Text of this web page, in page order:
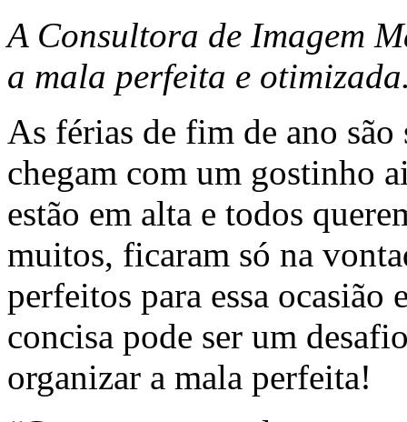
A Consultora de Imagem
a mala perfeita e
As férias de fim de ano são
chegam com um gostinho
estão em alta e todos
muitos, ficaram só na
perfeitos para essa ocasião
concisa pode ser um
organizar a mala perfeita!